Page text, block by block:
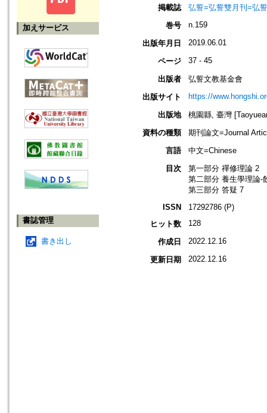
加えサービス
書誌管理
書き出し
掲載誌
弘誓=弘誓雙月刊=弘
巻号
n.159
出版年月日 2019.06.01
ページ 37 - 45
出版者
弘誓文教基金會
出版サイト
https://
出版地
桃園縣, 臺灣
資料の種類
期刊論文=Journal
言語
中文=Chinese
目次
第一部分 禪修理論 2
第二部分 養生學理論-
第三部分 答疑 7
ISSN
17292786 (P)
ヒット数
128
作成日 2022.12.16
更新日期 2022.12.16